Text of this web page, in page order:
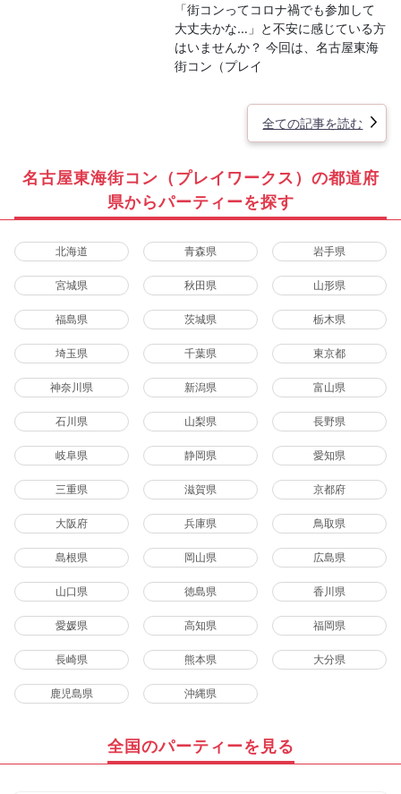
「街コンってコロナ禍でも参加して
大丈夫かな…」と不安に感じている方
はいませんか？ 今回は、名古屋東海
街コン（プレイ
全ての記事を読む
名古屋東海街コン（プレイワークス）の都道府
県からパーティーを探す
北海道 青森県 岩手県
宮城県 秋田県 山形県
福島県 茨城県 栃木県
埼玉県 千葉県 東京都
神奈川県 新潟県 富山県
石川県 山梨県 長野県
岐阜県 静岡県 愛知県
三重県 滋賀県 京都府
大阪府 兵庫県 鳥取県
島根県 岡山県 広島県
山口県 徳島県 香川県
愛媛県 高知県 福岡県
長崎県 熊本県 大分県
鹿児島県 沖縄県
全国のパーティーを見る